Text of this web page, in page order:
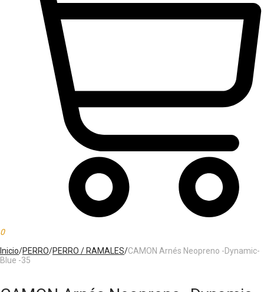
0
Inicio/PERRO/PERRO / RAMALES/CAMON Arnés Neopreno -Dynamic-
Blue -35